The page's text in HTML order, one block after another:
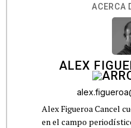
ACERCA
ALEX
Alex Figueroa Cancel
en el campo